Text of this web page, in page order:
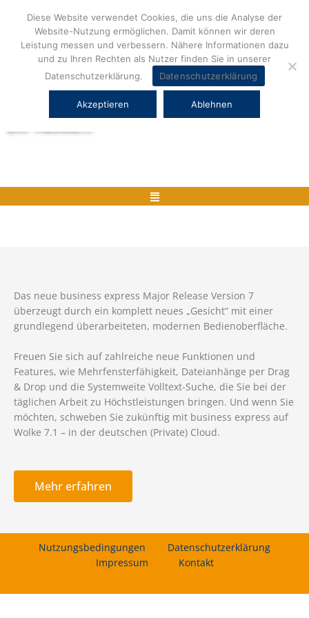
springen
Herstellerneutrale ERP Beratung und
Menü
Das neue business express Major Release Version 7
überzeugt durch ein komplett neues „Gesicht“ mit einer
grundlegend überarbeiteten, modernen Bedienoberfläche.
Freuen Sie sich auf zahlreiche neue Funktionen und
Features, wie Mehrfensterfähigkeit, Dateianhänge per Drag
& Drop und die Systemweite Volltext-Suche, die Sie bei der
täglichen Arbeit zu Höchstleistungen bringen. Und wenn Sie
möchten, schweben Sie zukünftig mit business express auf
Wolke 7.1 – in der deutschen (Private) Cloud.
Mehr erfahren
Nutzungsbedingungen
Datenschutzerklärung
Impressum
Kontakt
Diese Website verwendet Cookies, die uns die Analyse der
Website-Nutzung ermöglichen. Damit können wir deren
Leistung messen und verbessern. Nähere Informationen dazu
und zu Ihren Rechten als Nutzer finden Sie in unserer
Datenschutzerklärung.
Datenschutzerklärung
Akzeptieren Ablehnen